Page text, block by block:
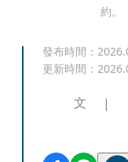
約。
發布時間：
更新時間：
文